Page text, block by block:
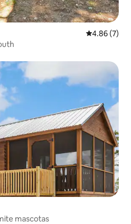
Calificación
4.86 (7)
mascotas